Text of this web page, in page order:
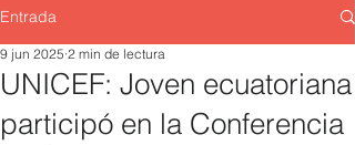
Entrada
UNICEF: Joven ecuatoriana
participó en la Conferencia
9 jun 2025 2 min de lectura